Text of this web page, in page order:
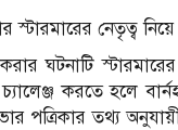
নেতৃত্ব
ঘটনাটি
করতে হলে
পত্রিকার তথ্য